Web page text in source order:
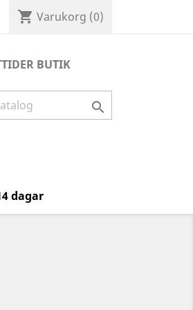
shopping_cart Varukorg (0)
BUTIK

dagar